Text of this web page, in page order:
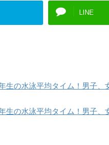
LINE
生の水泳平均タイム！男子、
生の水泳平均タイム！男子、